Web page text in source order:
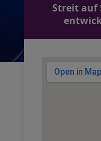
Streit auf